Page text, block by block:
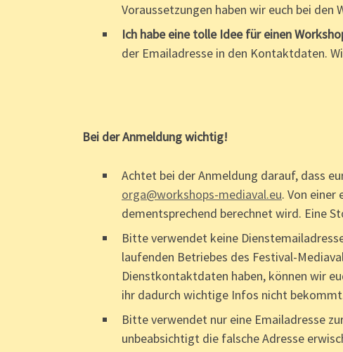
Voraussetzungen haben wir euch bei
Ich habe eine tolle Idee für einen
der Emailadresse in den Kontaktdaten.
Bei der Anmeldung wichtig!
Achtet bei der Anmeldung darauf, dass
orga@workshops-mediaval.eu. Von
dementsprechend berechnet wird. Eine
Bitte verwendet keine
laufenden Betriebes des Festival-
Dienstkontaktdaten haben, können wir
ihr dadurch wichtige Infos nicht
Bitte verwendet nur eine Emailadresse
unbeabsichtigt die falsche Adresse